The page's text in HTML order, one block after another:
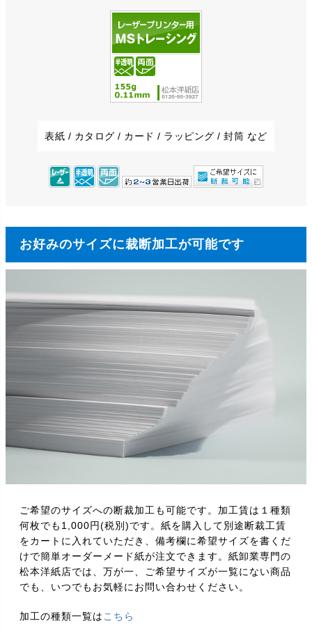
表紙 / カタログ / カード / ラッピング / 封筒 など
お好みのサイズに裁断加工が可能です
ご希望のサイズへの断裁加工も可能です。加工賃は１種類
何枚でも1,000円(税別)です。紙を購入して別途断裁工賃
をカートに入れていただき、備考欄に希望サイズを書くだ
けで簡単オーダーメード紙が注文できます。紙卸業専門の
松本洋紙店では、万が一、ご希望サイズが一覧にない商品
でも、いつでもお気軽にお問い合わせください。
加工の種類一覧は こちら